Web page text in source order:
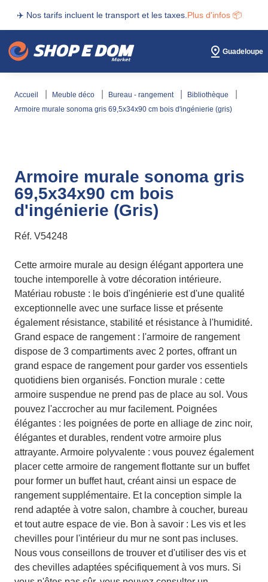
✈️ Nos tarifs incluent le transport et les taxes. Plus d'infos 📦
Guadeloupe
accueil meuble déco bureau - rangement
bibliothèque
armoire murale sonoma gris 69,5x34x90 cm bois d'ingénierie (gris)
Armoire murale sonoma gris
69,5x34x90 cm bois
d'ingénierie (Gris)
Réf. V54248
Cette armoire murale au design élégant apportera une
touche intemporelle à votre décoration intérieure.
Matériau robuste : le bois d'ingénierie est d'une qualité
exceptionnelle avec une surface lisse et présente
également résistance, stabilité et résistance à l'humidité.
Grand espace de rangement : l'armoire de rangement
dispose de 3 compartiments avec 2 portes, offrant un
grand espace de rangement pour garder vos essentiels
quotidiens bien organisés. Fonction murale : cette
armoire suspendue ne prend pas de place au sol. Vous
pouvez l'accrocher au mur facilement. Poignées
élégantes : les poignées de porte en alliage de zinc noir,
élégantes et durables, rendent votre armoire plus
attrayante. Armoire polyvalente : vous pouvez également
placer cette armoire de rangement flottante sur un buffet
pour former un buffet haut, créant ainsi un espace de
rangement supplémentaire. Et la conception simple la
rend adaptée à votre salon, chambre à coucher, bureau
et tout autre espace de vie. Bon à savoir : Les vis et les
chevilles pour l'intérieur du mur ne sont pas incluses.
Nous vous conseillons de trouver et d'utiliser des vis et
des chevilles adaptées spécifiquement à vos murs. Si